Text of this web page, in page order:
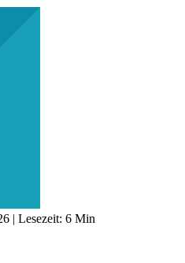
| Lesezeit: 6 Min